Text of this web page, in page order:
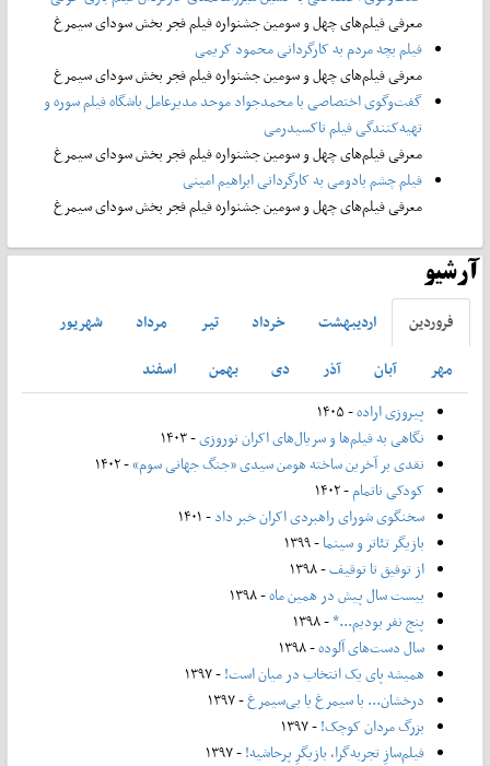
معرفی فیلم‌های چهل و سومین جشنواره فیلم فجر بخش سودای سیمرغ
فیلم بچه مردم به کارگردانی محمود کریمی
معرفی فیلم‌های چهل و سومین جشنواره فیلم فجر بخش سودای سیمرغ
گفت‌وگوی اختصاصی با محمدجواد موحد مدیرعامل باشگاه فیلم سوره و
تهیه‌کنندگی فیلم تاکسیدرمی
معرفی فیلم‌های چهل و سومین جشنواره فیلم فجر بخش سودای سیمرغ
فیلم چشم بادومی به کارگردانی ابراهیم امینی
معرفی فیلم‌های چهل و سومین جشنواره فیلم فجر بخش سودای سیمرغ
آرشیو
فروردين ارديبهشت خرداد تير مرداد
شهريور
مهر
آبان آذر دی بهمن
اسفند
پیروزی اراده- ۱۴۰۵
نگاهی به فیلم‌ها و سریال‌های اکران نوروزی- ۱۴۰۳
نقدی بر آخرین ساخته هومن سیدی «جنگ جهانی سوم»- ۱۴۰۲
کودکی ناتمام- ۱۴۰۲
سخنگوی شورای راهبردی اکران خبر داد- ۱۴۰۱
بازیگر تئاتر و سینما- ۱۳۹۹
از توفیق تا توقیف- ۱۳۹۸
بیست سال پیش در همین ماه- ۱۳۹۸
پنج نفر بودیم...*- ۱۳۹۸
سال دست‌های آلوده- ۱۳۹۸
همیشه پای یک انتخاب در میان است!- ۱۳۹۷
درخشان... با سیمرغ یا بی‌سیمرغ- ۱۳۹۷
بزرگ مردان کوچک!- ۱۳۹۷
فیلم‌سازِ تجربه‌گرا، بازیگرِ پرحاشیه!- ۱۳۹۷